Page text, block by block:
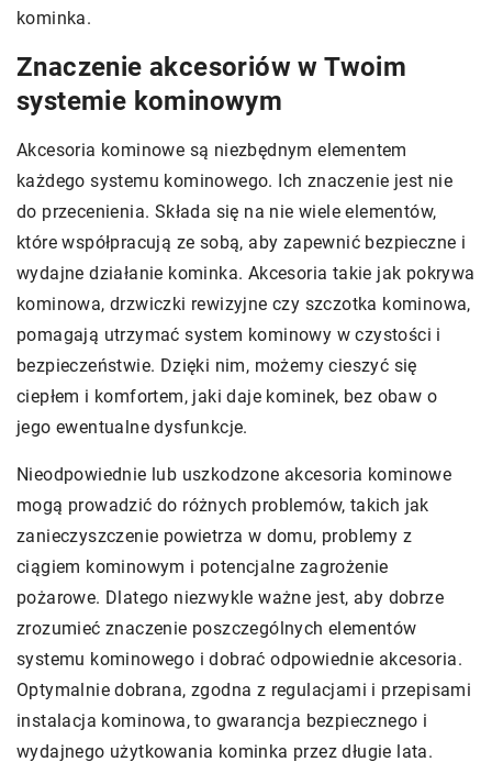
kominka.
Znaczenie akcesoriów w Twoim
systemie kominowym
Akcesoria kominowe są niezbędnym elementem
każdego systemu kominowego. Ich znaczenie jest nie
do przecenienia. Składa się na nie wiele elementów,
które współpracują ze sobą, aby zapewnić bezpieczne i
wydajne działanie kominka. Akcesoria takie jak pokrywa
kominowa, drzwiczki rewizyjne czy szczotka kominowa,
pomagają utrzymać system kominowy w czystości i
bezpieczeństwie. Dzięki nim, możemy cieszyć się
ciepłem i komfortem, jaki daje kominek, bez obaw o
jego ewentualne dysfunkcje.
Nieodpowiednie lub uszkodzone akcesoria kominowe
mogą prowadzić do różnych problemów, takich jak
zanieczyszczenie powietrza w domu, problemy z
ciągiem kominowym i potencjalne zagrożenie
pożarowe. Dlatego niezwykle ważne jest, aby dobrze
zrozumieć znaczenie poszczególnych elementów
systemu kominowego i dobrać odpowiednie akcesoria.
Optymalnie dobrana, zgodna z regulacjami i przepisami
instalacja kominowa, to gwarancja bezpiecznego i
wydajnego użytkowania kominka przez długie lata.